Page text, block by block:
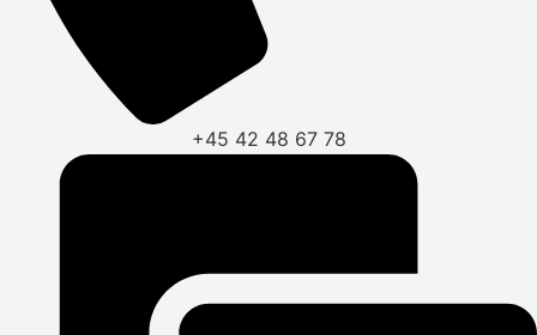
+45 42 48 67 78